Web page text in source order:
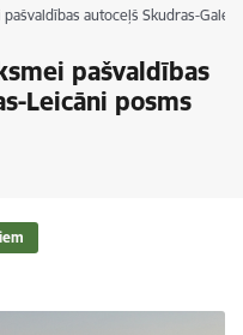
autoceļš Skudras-
pašvaldības
Leicāni posms